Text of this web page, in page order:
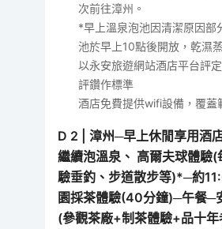
次前往漳州。
*早上溫泉泡池因清潔原因部
池於早上10點後開放，乾濕
以永安旅遊網站酒店平台評
評鑽作標準
酒店免費提供wifi設備，覆蓋
D 2 |漳州─早上休閒享用酒
繼續泡溫泉、 高爾夫球體驗
驗垂釣、步道散步等)*─約
園採茶體驗(40分鐘)─午餐─
(參觀茶廠+制茶體驗+品十